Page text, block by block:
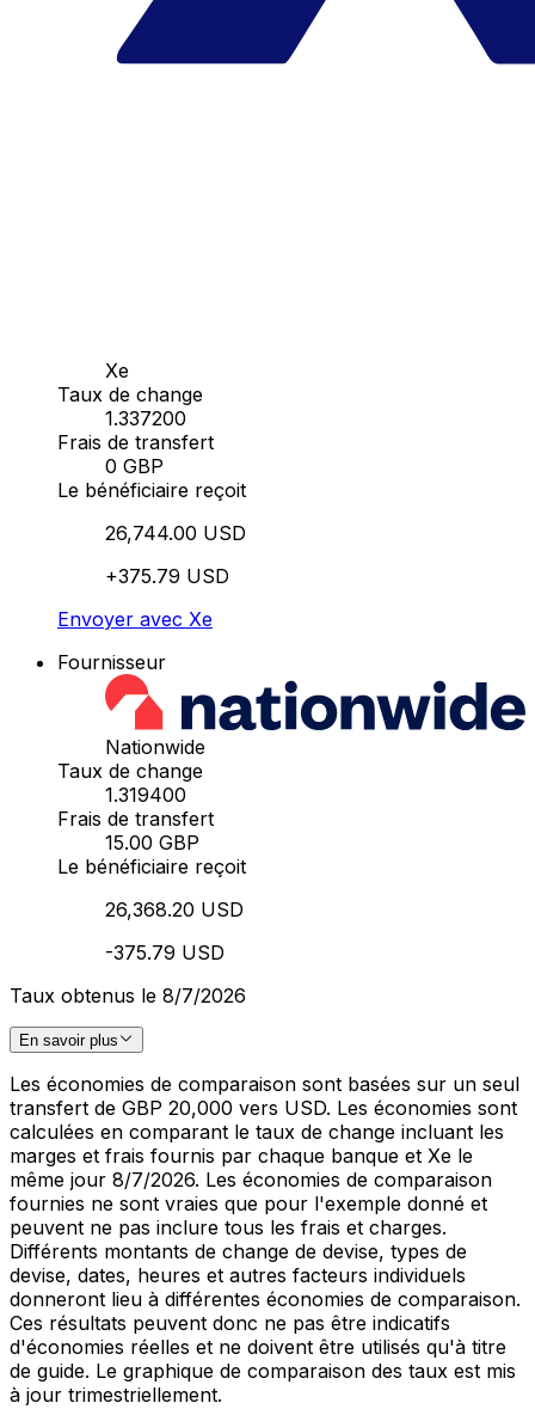
Xe
Taux de change
1.337200
Frais de transfert
0 GBP
Le bénéficiaire reçoit
26,744.00 USD
+375.79 USD
Envoyer avec Xe
Fournisseur
Nationwide
Taux de change
1.319400
Frais de transfert
15.00 GBP
Le bénéficiaire reçoit
26,368.20 USD
-375.79 USD
Taux obtenus le 8/7/2026
En savoir plus
Les économies de comparaison sont basées sur un seul
transfert de GBP 20,000 vers USD. Les économies sont
calculées en comparant le taux de change incluant les
marges et frais fournis par chaque banque et Xe le
même jour 8/7/2026. Les économies de comparaison
fournies ne sont vraies que pour l'exemple donné et
peuvent ne pas inclure tous les frais et charges.
Différents montants de change de devise, types de
devise, dates, heures et autres facteurs individuels
donneront lieu à différentes économies de comparaison.
Ces résultats peuvent donc ne pas être indicatifs
d'économies réelles et ne doivent être utilisés qu'à titre
de guide. Le graphique de comparaison des taux est mis
à jour trimestriellement.